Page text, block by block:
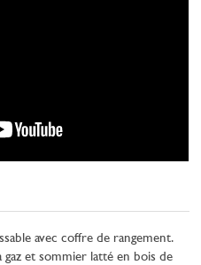
avec coffre de rangement.
et sommier latté en bois de